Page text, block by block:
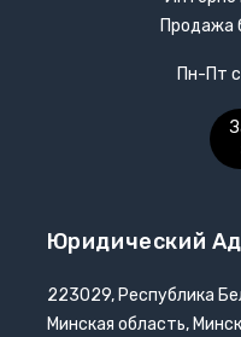
Продажа
Пн-Пт
Юридический
223029, Республика
Минская область,